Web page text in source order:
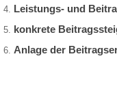
Leistungs- und
konkrete
Anlage der